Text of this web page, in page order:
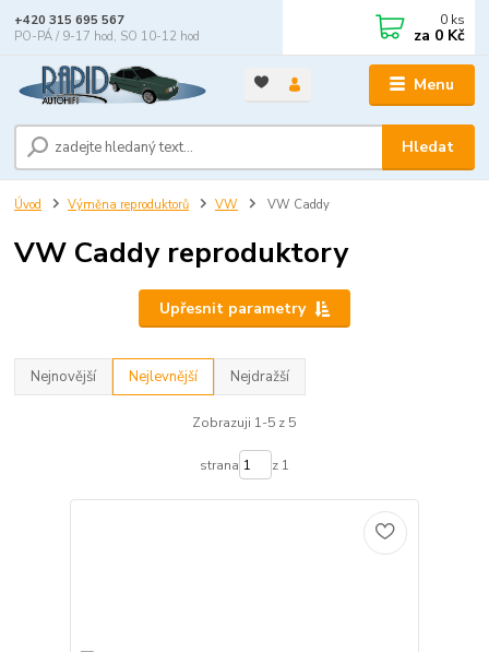
Menu
Hledat
+420 315 695 567
PO-PÁ / 9-17 hod, SO 10-12 hod
0 ks
za 0 Kč
Úvod Výměna reproduktorů VW VW Caddy
VW Caddy reproduktory
Upřesnit parametry
Nejnovější Nejlevnější Nejdražší
Zobrazuji 1-5 z 5
strana z 1